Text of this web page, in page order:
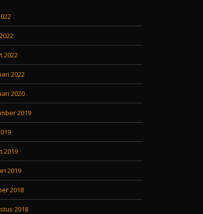
2022
2022
2020
2019
2019
2019
2018
2018